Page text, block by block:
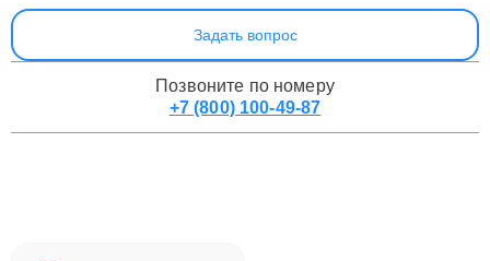
Задать вопрос
Позвоните по номеру
+7 (800) 100-49-87